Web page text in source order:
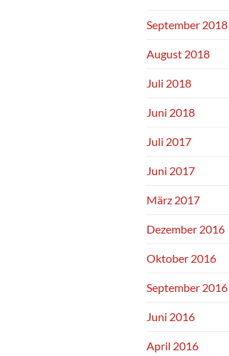
September 2018
August 2018
Juli 2018
Juni 2018
Juli 2017
Juni 2017
März 2017
Dezember 2016
Oktober 2016
September 2016
Juni 2016
April 2016